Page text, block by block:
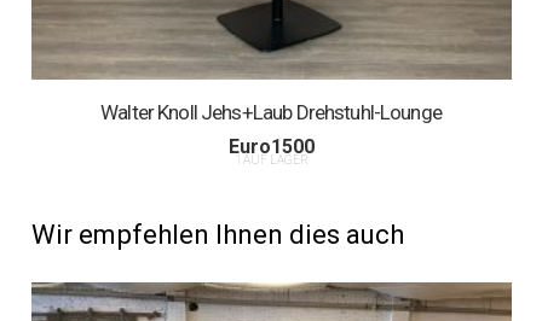
Walter Knoll Jehs+Laub Drehstuhl-Lounge
Euro1500
1 AUF LAGER
Wir empfehlen Ihnen dies auch